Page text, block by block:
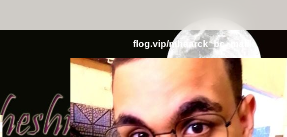
flog.vip/mhaarck_bc_malik